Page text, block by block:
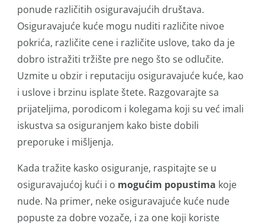
ponude različitih osiguravajućih društava.
Osiguravajuće kuće mogu nuditi različite nivoe
pokrića, različite cene i različite uslove, tako da je
dobro istražiti tržište pre nego što se odlučite.
Uzmite u obzir i reputaciju osiguravajuće kuće, kao
i uslove i brzinu isplate štete. Razgovarajte sa
prijateljima, porodicom i kolegama koji su već imali
iskustva sa osiguranjem kako biste dobili
preporuke i mišljenja.
Kada tražite kasko osiguranje, raspitajte se u
osiguravajućoj kući i o mogućim popustima koje
nude. Na primer, neke osiguravajuće kuće nude
popuste za dobre vozače, i za one koji koriste